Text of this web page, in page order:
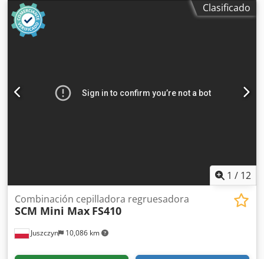
Clasificado
1 / 12
Juszczyn 10,086 km
Combinación cepilladora regruesadora
SCM Mini Max FS410